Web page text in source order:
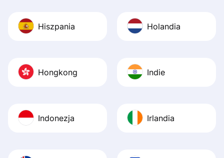
Hiszpania Holandia
Hongkong Indie
Indonezja Irlandia